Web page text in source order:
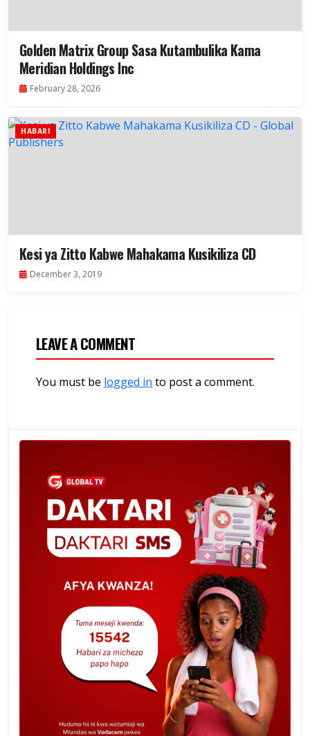
Golden Matrix Group Sasa Kutambulika Kama
Meridian Holdings Inc
February 28, 2026
HABARI
Kesi ya Zitto Kabwe Mahakama Kusikiliza CD
December 3, 2019
LEAVE A COMMENT
You must be logged in to post a comment.